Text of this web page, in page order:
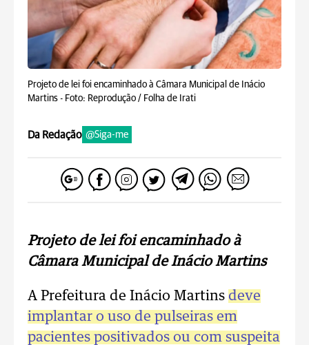
Projeto de lei foi encaminhado à Câmara Municipal de Inácio
Martins - Foto: Reprodução / Folha de Irati
Da Redação @Siga-me
Projeto de lei foi encaminhado à
Câmara Municipal de Inácio Martins
A Prefeitura de Inácio Martins deve
implantar o uso de pulseiras em
pacientes positivados ou com suspeita